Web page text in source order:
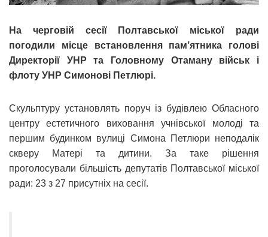
На черговій сесії Полтавської міської ради
погодили місце встановлення пам’ятника голові
Директорії УНР та Головному Отаману військ і
флоту УНР Симонові Петлюрі.
Скульптуру установлять поруч із будівлею Обласного
центру естетичного виховання учнівської молоді та
першим будинком вулиці Симона Петлюри неподалік
скверу Матері та дитини. За таке рішення
проголосували більшість депутатів Полтавської міської
ради: 23 з 27 присутніх на сесії.